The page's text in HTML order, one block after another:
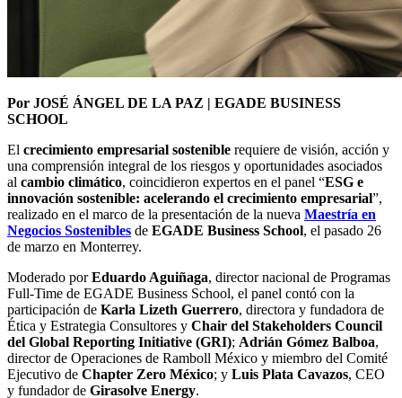
Por JOSÉ ÁNGEL DE LA PAZ | EGADE BUSINESS
SCHOOL
El crecimiento empresarial sostenible requiere de visión, acción y
una comprensión integral de los riesgos y oportunidades asociados
al cambio climático, coincidieron expertos en el panel “ESG e
innovación sostenible: acelerando el crecimiento empresarial”,
realizado en el marco de la presentación de la nueva Maestría en
Negocios Sostenibles de EGADE Business School, el pasado 26
de marzo en Monterrey.
Moderado porEduardo Aguiñaga, director nacional de Programas
Full-Time de EGADE Business School, el panel contó con la
participación de Karla Lizeth Guerrero, directora y fundadora de
Ética y Estrategia Consultores y Chair del Stakeholders Council
del Global Reporting Initiative (GRI); Adrián Gómez Balboa,
director de Operaciones de Ramboll México y miembro del Comité
Ejecutivo de Chapter Zero México; y Luis Plata Cavazos, CEO
y fundador de Girasolve Energy.